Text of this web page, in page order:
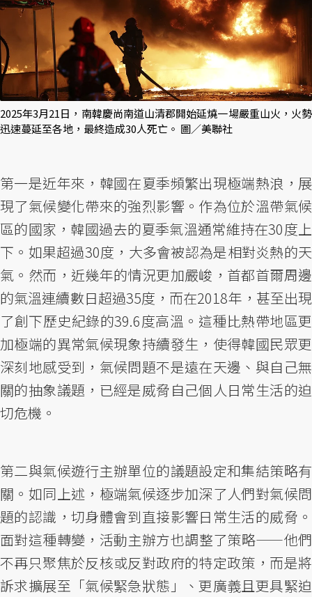
2025年3月21日，南韓慶尚南道山清郡開始延燒一場嚴重山火，火勢
迅速蔓延至各地，最終造成30人死亡。 圖／美聯社
第一是近年來，韓國在夏季頻繁出現極端熱浪，展
現了氣候變化帶來的強烈影響。作為位於溫帶氣候
區的國家，韓國過去的夏季氣溫通常維持在30度上
下。如果超過30度，大多會被認為是相對炎熱的天
氣。然而，近幾年的情況更加嚴峻，首都首爾周邊
的氣溫連續數日超過35度，而在2018年，甚至出現
了創下歷史紀錄的39.6度高溫。這種比熱帶地區更
加極端的異常氣候現象持續發生，使得韓國民眾更
深刻地感受到，氣候問題不是遠在天邊、與自己無
關的抽象議題，已經是威脅自己個人日常生活的迫
切危機。
第二與氣候遊行主辦單位的議題設定和集結策略有
關。如同上述，極端氣候逐步加深了人們對氣候問
題的認識，切身體會到直接影響日常生活的威脅。
面對這種轉變，活動主辦方也調整了策略——他們
不再只聚焦於反核或反對政府的特定政策，而是將
訴求擴展至「氣候緊急狀態」、更廣義且更具緊迫